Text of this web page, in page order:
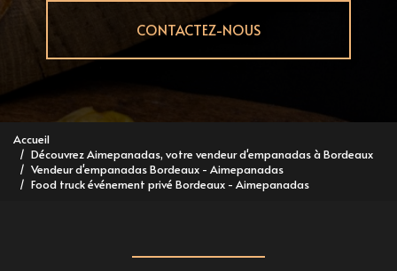
CONTACTEZ-NOUS
Accueil
Découvrez Aimepanadas, votre vendeur d'empanadas à Bordeaux
Vendeur d'empanadas Bordeaux - Aimepanadas
Food truck événement privé Bordeaux - Aimepanadas